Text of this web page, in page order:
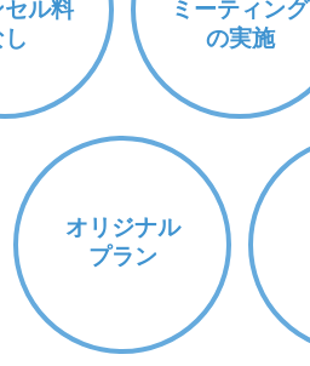
ル料
ミーティング
の実施
オリジナル
プラン